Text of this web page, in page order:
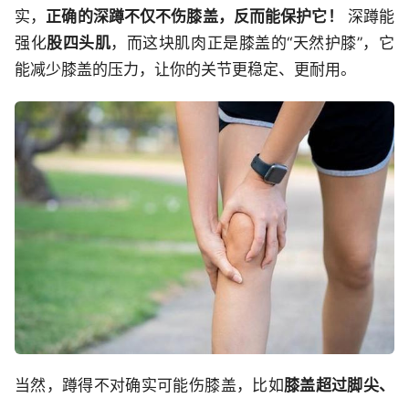
实， 正确的深蹲不仅不伤膝盖，反而能保护它！
深蹲能
强化股四头肌，而这块肌肉正是膝盖的“天然护膝”，它
能减少膝盖的压力，让你的关节更稳定、更耐用。
当然，蹲得不对确实可能伤膝盖，比如膝盖超过脚尖、